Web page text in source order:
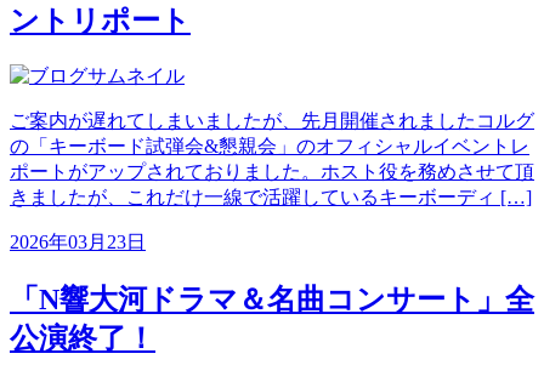
ントリポート
ご案内が遅れてしまいましたが、先月開催されましたコルグ
の「キーボード試弾会&懇親会」のオフィシャルイベントレ
ポートがアップされておりました。ホスト役を務めさせて頂
きましたが、これだけ一線で活躍しているキーボーディ […]
2026年03月23日
「N響大河ドラマ＆名曲コンサート」全
公演終了！